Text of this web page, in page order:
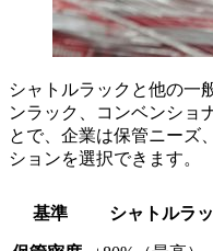
シャトルラックと他の一
ンラック、コンベンショ
とで、企業は保管ニーズ
ションを選択できます。
基準 シャトルラ